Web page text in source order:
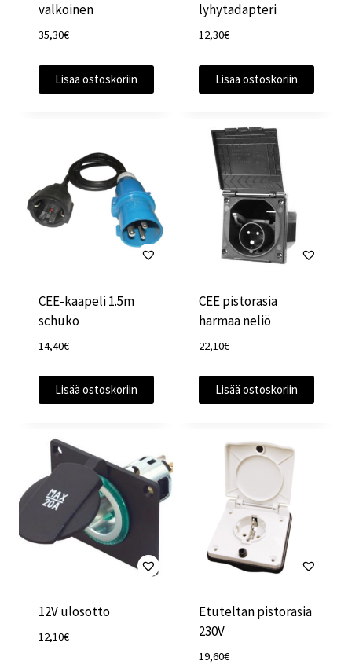
valkoinen
35,30€
Lisää ostoskoriin
lyhytadapteri
12,30€
Lisää ostoskoriin
CEE-kaapeli 1.5m
schuko
14,40€
Lisää ostoskoriin
CEE pistorasia
harmaa neliö
22,10€
Lisää ostoskoriin
12V ulosotto
12,10€
Etuteltan pistorasia
230V
19,60€